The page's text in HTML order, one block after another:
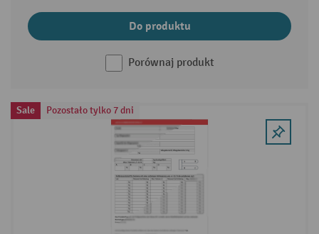
Do produktu
Porównaj produkt
Sale Pozostało tylko 7 dni